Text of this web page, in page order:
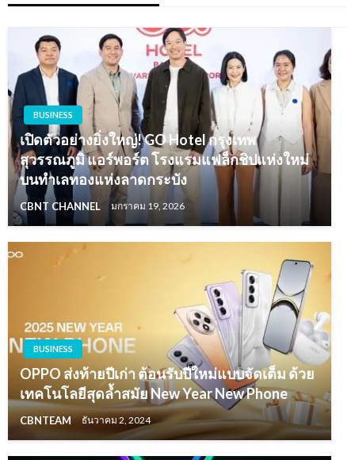
BUSINESS
เปิดตัวอย่างยิ่งใหญ่! GO Hotel กรุงเทพ
สุวรรณภูมิ แอร์พอร์ต โรงแรมแฟล็กชิปแห่งใหม่
บนทำเลทองแห่งลาดกระบัง
CBNT CHANNEL มกราคม 19, 2026
BUSINESS
OPPO ส่งท้ายปีเก่า ต้อนรับปีใหม่แบบจัดเต็ม ด้วย
เทคโนโลยีสุดล้ำสมัย New Year New Phone
CBNTEAM ธันวาคม 2, 2024